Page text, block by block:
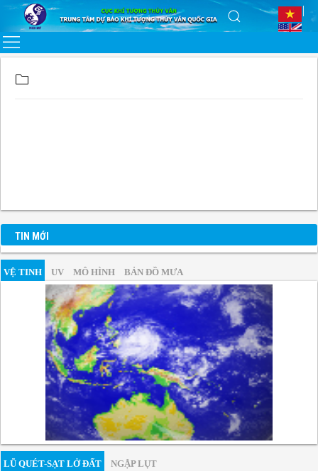
TIN MỚI
VỆ TINH UV MÔ HÌNH BẢN ĐỒ MƯA
LŨ QUÉT-SẠT LỞ ĐẤT NGẬP LỤT